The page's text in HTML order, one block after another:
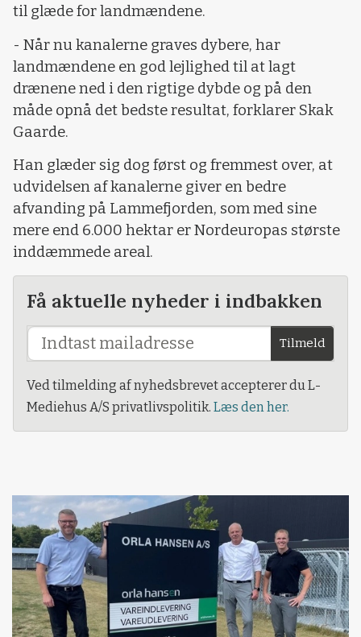
til glæde for landmændene.
- Når nu kanalerne graves dybere, har
landmændene en god lejlighed til at lagt
drænene ned i den rigtige dybde og på den
måde opnå det bedste resultat, forklarer Skak
Gaarde.
Han glæder sig dog først og fremmest over, at
udvidelsen af kanalerne giver en bedre
afvanding på Lammefjorden, som med sine
mere end 6.000 hektar er Nordeuropas største
inddæmmede areal.
Få aktuelle nyheder i indbakken
Tilmeld
Ved tilmelding af nyhedsbrevet accepterer du L-
Mediehus A/S privatlivspolitik. Læs den her.